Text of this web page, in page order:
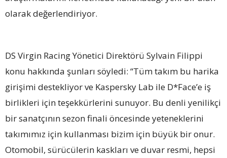
olarak değerlendiriyor.
DS Virgin Racing Yönetici Direktörü Sylvain Filippi
konu hakkında şunları söyledi: “Tüm takım bu harika
girişimi destekliyor ve Kaspersky Lab ile D*Face’e iş
birlikleri için teşekkürlerini sunuyor. Bu denli yenilikçi
bir sanatçının sezon finali öncesinde yeteneklerini
takımımız için kullanması bizim için büyük bir onur.
Otomobil, sürücülerin kaskları ve duvar resmi, hepsi